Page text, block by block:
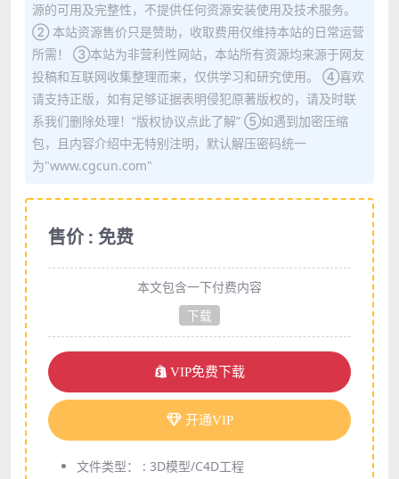
源的可用及完整性，不提供任何资源安装使用及技术服务。
② 本站资源售价只是赞助，收取费用仅维持本站的日常运营
所需！ ③本站为非营利性网站，本站所有资源均来源于网友
投稿和互联网收集整理而来，仅供学习和研究使用。 ④喜欢
请支持正版，如有足够证据表明侵犯原著版权的，请及时联
系我们删除处理！“版权协议点此了解” ⑤如遇到加密压缩
包，且内容介绍中无特别注明，默认解压密码统一
为"www.cgcun.com"
售价 : 免费
本文包含一下付费内容
下载
VIP免费下载
开通VIP
文件类型： : 3D模型/C4D工程